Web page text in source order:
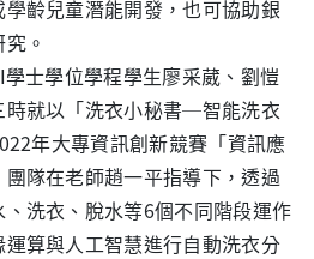
齡兒童潛能開發，也可協助銀
。
士學位學程學生廖采葳、劉愷
時就以「洗衣小秘書─智能洗衣
年大專資訊創新競賽「資訊應
隊在老師趙一平指導下，透過
洗衣、脫水等6個不同階段運作
算與人工智慧進行自動洗衣分